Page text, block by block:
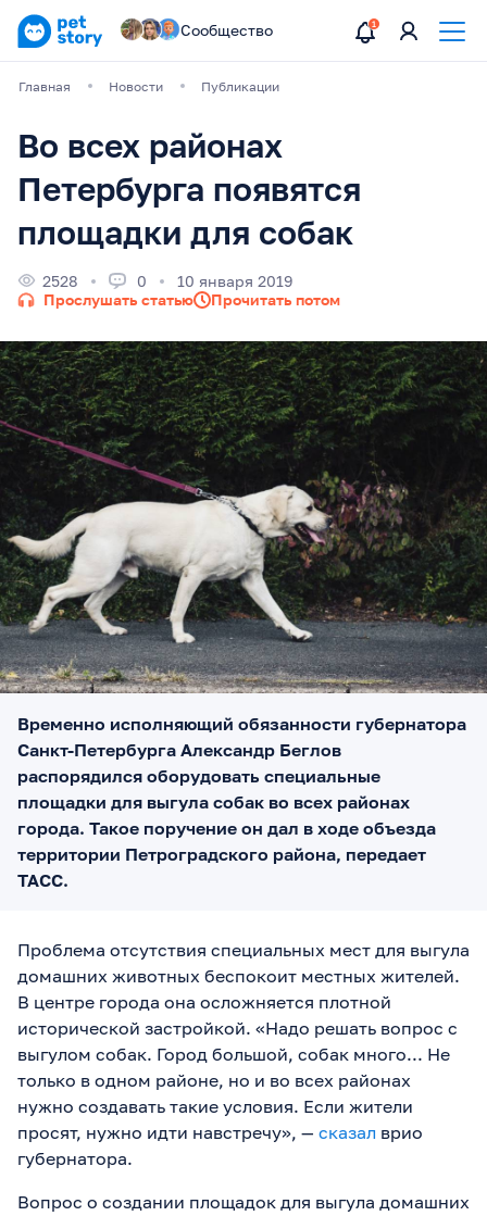
Сообщество
Главная Новости Публикации
Во всех районах
Петербурга появятся
площадки для собак
2528 0
10 января 2019
Прослушать статью
Прочитать потом
Временно исполняющий обязанности губернатора
Санкт-Петербурга Александр Беглов
распорядился оборудовать специальные
площадки для выгула собак во всех районах
города. Такое поручение он дал в ходе объезда
территории Петроградского района, передает
ТАСС.
Проблема отсутствия специальных мест для выгула
домашних животных беспокоит местных жителей.
В центре города она осложняется плотной
исторической застройкой. «Надо решать вопрос с
выгулом собак. Город большой, собак много... Не
только в одном районе, но и во всех районах
нужно создавать такие условия. Если жители
просят, нужно идти навстречу», — сказал врио
губернатора.
Вопрос о создании площадок для выгула домашних